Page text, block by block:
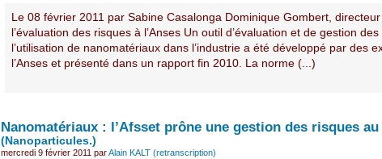
Le 08 février 2011 par Sabine Casalonga Dominique Gombert,
l’évaluation des risques à l’Anses Un outil d’évaluation et de gestion
l’utilisation de nanomatériaux dans l’industrie a été développé par des
l’Anses et présenté dans un rapport fin 2010. La norme (...)
Nanomatériaux : l’Afsset prône une gestion des risques au
(Nanoparticules.)
mercredi 9 février 2011 parAlain KALT (retranscription)